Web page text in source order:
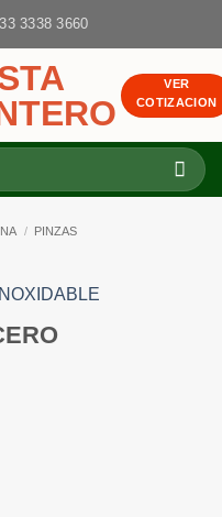
33 3338 3660
VER
COTIZACION
/ PINZAS